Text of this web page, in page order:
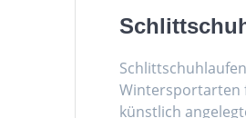
Wintersportarten
künstlich